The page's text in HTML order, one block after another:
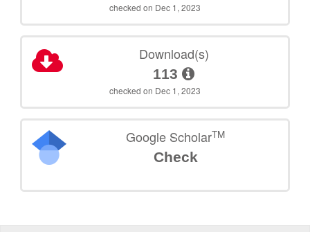
checked on Dec 1, 2023
Download(s)
113
checked on Dec 1, 2023
Google ScholarTM
Check